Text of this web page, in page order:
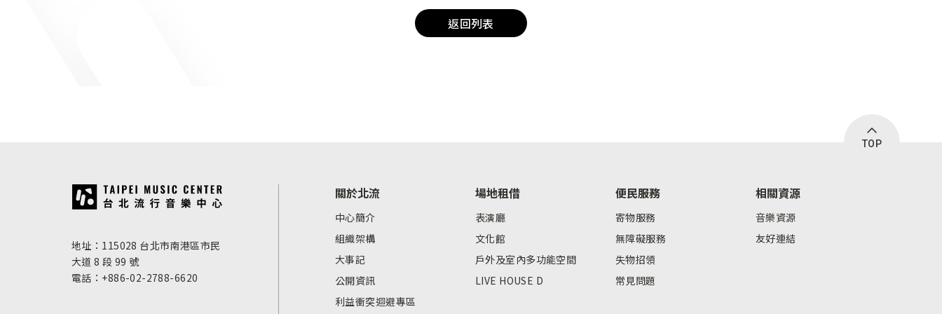
返回列表
TOP
:::
地址：115028 台北市南港區市民
大道 8 段 99 號
電話：+886-02-2788-6620
關於北流
中心簡介
組織架構
大事記
公開資訊
利益衝突迴避專區
場地租借
表演廳
文化館
戶外及室內多功能空間
LIVE HOUSE D
便民服務
寄物服務
無障礙服務
失物招領
常見問題
相關資源
音樂資源
友好連結